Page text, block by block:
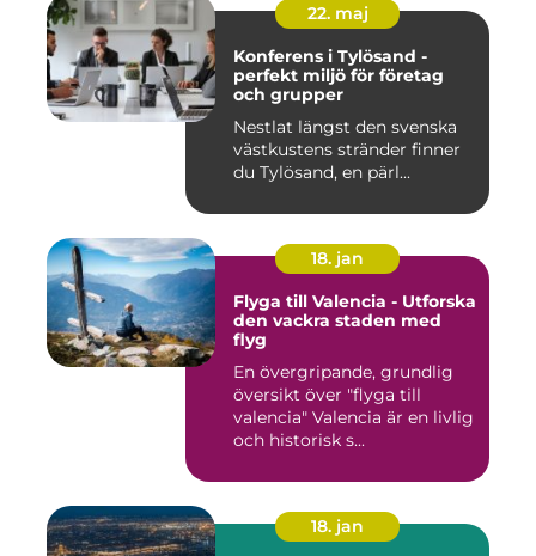
22. maj
Konferens i Tylösand -
perfekt miljö för företag
och grupper
Nestlat längst den svenska
västkustens stränder finner
du Tylösand, en pärl...
18. jan
Flyga till Valencia - Utforska
den vackra staden med
flyg
En övergripande, grundlig
översikt över "flyga till
valencia" Valencia är en livlig
och historisk s...
18. jan